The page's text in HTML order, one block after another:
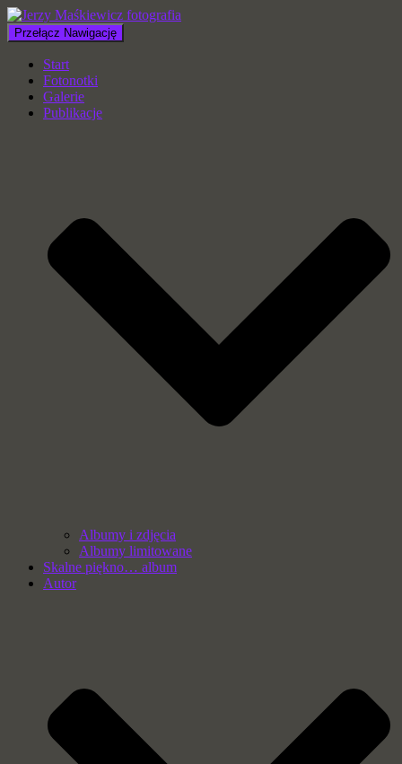
Przełącz Nawigację
Start
Fotonotki
Galerie
Publikacje
Albumy i zdjęcia
Albumy limitowane
Skalne piękno… album
Autor